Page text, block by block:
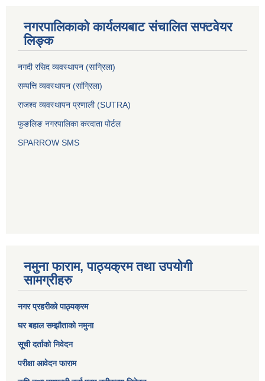
नगरपालिकाको कार्यलयबाट संचालित सफ्टवेयर
लिङ्क
नगदी रसिद व्यवस्थापन (साग्रिला)
सम्पत्ति व्यवस्थापन (सांग्रिला)
राजश्व व्यवस्थापन प्रणाली (SUTRA)
फुङलिङ नगरपालिका करदाता पोर्टल
SPARROW SMS
नमुना फाराम, पाठ्यक्रम तथा उपयोगी
सामग्रीहरु
नगर प्रहरीको पाठ्यक्रम
घर बहाल सम्झौताको नमुना
सूची दर्ताको निवेदन
परीक्षा आवेदन फाराम